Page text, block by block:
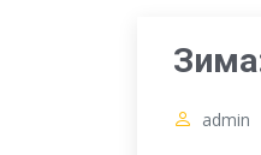
admin